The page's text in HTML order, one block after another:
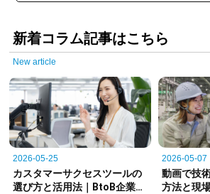
新着コラム記事はこちら
New article